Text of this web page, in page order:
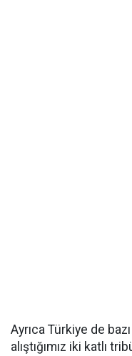
Ayrıca Türkiye de
alıştığımız iki katlı